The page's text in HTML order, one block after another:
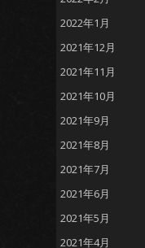
2022年1月
2021年12月
2021年11月
2021年10月
2021年9月
2021年8月
2021年7月
2021年6月
2021年5月
2021年4月